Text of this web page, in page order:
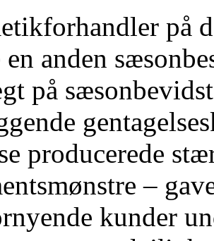
på
anden
på
producerede
–
kunder